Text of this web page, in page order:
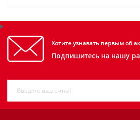
Хотите узнавать первым об
Подпишитесь на нашу